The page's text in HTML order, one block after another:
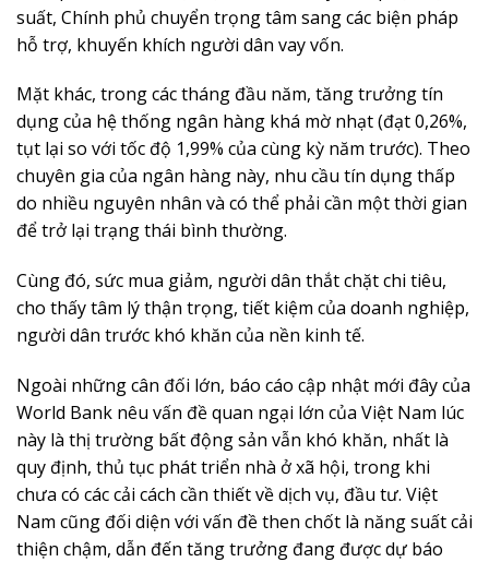
suất, Chính phủ chuyển trọng tâm sang các biện pháp
hỗ trợ, khuyến khích người dân vay vốn.
Mặt khác, trong các tháng đầu năm, tăng trưởng tín
dụng của hệ thống ngân hàng khá mờ nhạt (đạt 0,26%,
tụt lại so với tốc độ 1,99% của cùng kỳ năm trước). Theo
chuyên gia của ngân hàng này, nhu cầu tín dụng thấp
do nhiều nguyên nhân và có thể phải cần một thời gian
để trở lại trạng thái bình thường.
Cùng đó, sức mua giảm, người dân thắt chặt chi tiêu,
cho thấy tâm lý thận trọng, tiết kiệm của doanh nghiệp,
người dân trước khó khăn của nền kinh tế.
Ngoài những cân đối lớn, báo cáo cập nhật mới đây của
World Bank nêu vấn đề quan ngại lớn của Việt Nam lúc
này là thị trường bất động sản vẫn khó khăn, nhất là
quy định, thủ tục phát triển nhà ở xã hội, trong khi
chưa có các cải cách cần thiết về dịch vụ, đầu tư. Việt
Nam cũng đối diện với vấn đề then chốt là năng suất cải
thiện chậm, dẫn đến tăng trưởng đang được dự báo